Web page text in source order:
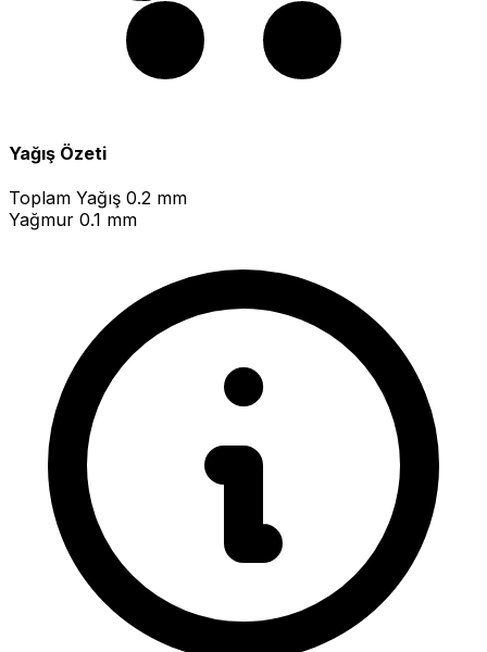
Yağış Özeti
Toplam Yağış 0.2 mm
Yağmur 0.1 mm